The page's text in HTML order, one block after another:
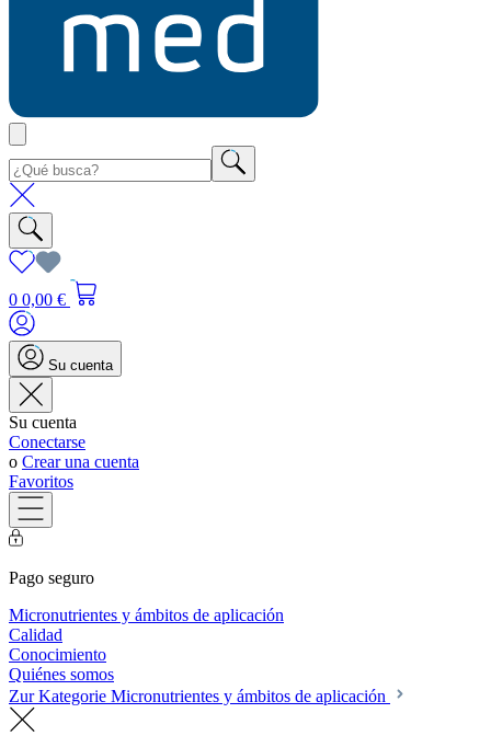
0 0,00 €
Su cuenta
Su cuenta
Conectarse
o Crear una cuenta
Favoritos
Pago seguro
Micronutrientes y ámbitos de aplicación
Calidad
Conocimiento
Quiénes somos
Zur Kategorie Micronutrientes y ámbitos de aplicación